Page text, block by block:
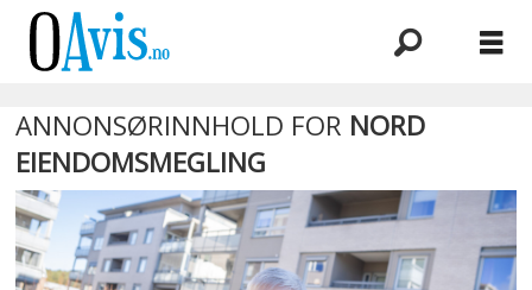
Oavis
Content
Marketing
ANNONSØRINNHOLD FOR NORD
EIENDOMSMEGLING